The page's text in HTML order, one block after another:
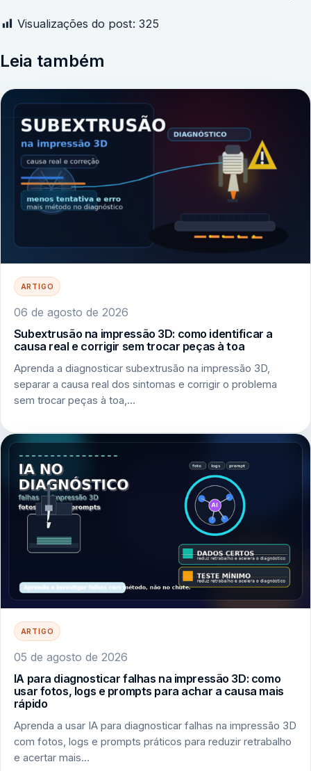
Visualizações do post: 325
Leia também
ARTIGO
06 de agosto de 2026
Subextrusão na impressão 3D: como identificar a
causa real e corrigir sem trocar peças à toa
Aprenda a diagnosticar subextrusão na impressão 3D,
separar a causa real dos sintomas e corrigir o problema
sem trocar peças à toa,…
ARTIGO
05 de agosto de 2026
IA para diagnosticar falhas na impressão 3D: como
usar fotos, logs e prompts para achar a causa mais
rápido
Aprenda a usar IA para diagnosticar falhas na impressão 3D
com fotos, logs e prompts práticos para reduzir retrabalho
e acertar mais…